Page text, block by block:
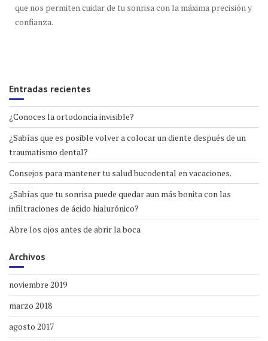
que nos permiten cuidar de tu sonrisa con la máxima precisión y
confianza.
Entradas recientes
¿Conoces la ortodoncia invisible?
¿Sabías que es posible volver a colocar un diente después de un
traumatismo dental?
Consejos para mantener tu salud bucodental en vacaciones.
¿Sabías que tu sonrisa puede quedar aun más bonita con las
infiltraciones de ácido hialurónico?
Abre los ojos antes de abrir la boca
Archivos
noviembre 2019
marzo 2018
agosto 2017